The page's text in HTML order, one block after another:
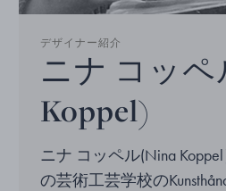
デザイナー紹介
ニナ コッペ
Koppel)
ニナ コッペル(Nina
の芸術工芸学校の